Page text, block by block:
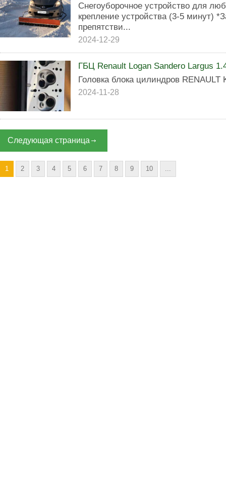
Снегоуборочное устройство для
крепление устройства (3-5 минут)
препятстви...
2024-12-29
ГБЦ Renault Logan Sandero Largus
Головка блока цилиндров RENAULT
2024-11-28
Следующая страница
1 2 3 4 5 6 7 8 9 10 ...